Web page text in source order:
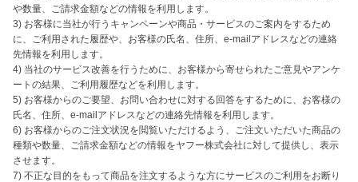
や数量、ご請求金額などの情報を利用します。
3) お客様に当社が行うキャンペーンや商品・サービスのご案内をするため
に、ご利用された履歴や、お客様の氏名、住所、e-mailアドレスなどの連絡
先情報を利用します。
4) 当社のサービス改善を行うために、お客様から寄せられたご意見やアンケ
ートの結果、ご利用履歴などを利用します。
5) お客様からのご要望、お問い合わせに対する回答をするために、お客様の
氏名、住所、e-mailアドレスなどの連絡先情報を利用します。
6) お客様からのご注文状況を閲覧いただけるよう、ご注文いただいた商品の
種類や数量、ご請求金額などの情報をヤフー株式会社に対して提供し、表示
させます。
7) 不正な目的をもって商品を注文するような方にサービスのご利用をお断り